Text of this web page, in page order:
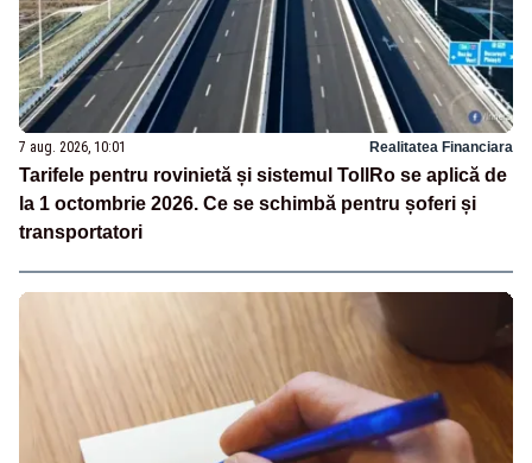
7 aug. 2026, 10:01 Realitatea Financiara
Tarifele pentru rovinietă și sistemul TollRo se aplică de
la 1 octombrie 2026. Ce se schimbă pentru șoferi și
transportatori